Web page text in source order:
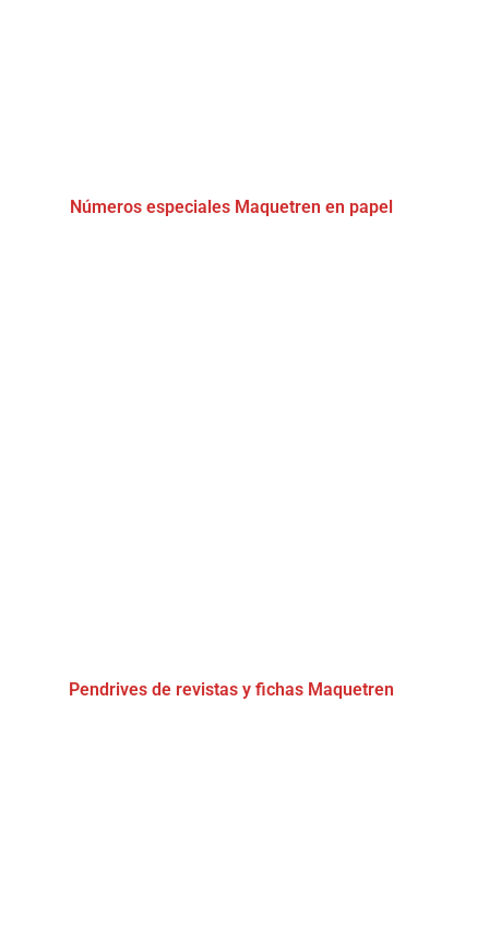
Números especiales Maquetren en papel
Pendrives de revistas y fichas Maquetren